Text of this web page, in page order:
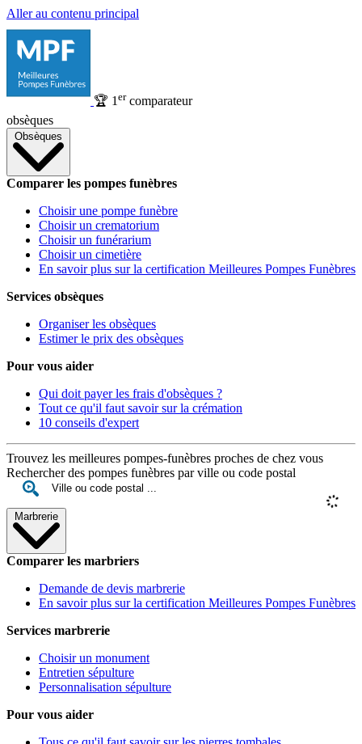
Aller au contenu principal
🏆 1 ercomparateur
obsèques
Obsèques
Comparer les pompes funèbres
Choisir une pompe funèbre
Choisir un crematorium
Choisir un funérarium
Choisir un cimetière
En savoir plus sur la certification Meilleures Pompes Funèbres
Services obsèques
Organiser les obsèques
Estimer le prix des obsèques
Pour vous aider
Qui doit payer les frais d'obsèques ?
Tout ce qu'il faut savoir sur la crémation
10 conseils d'expert
Trouvez les meilleures pompes-funèbres proches de chez vous
Rechercher des pompes funèbres par ville ou code postal
Marbrerie
Comparer les marbriers
Demande de devis marbrerie
En savoir plus sur la certification Meilleures Pompes Funèbres
Services marbrerie
Choisir un monument
Entretien sépulture
Personnalisation sépulture
Pour vous aider